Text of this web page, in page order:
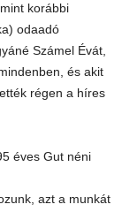
korábbi
odaadó
Számel Évát,
és akit
régen a híres
éves Gut néni
azt a munkát